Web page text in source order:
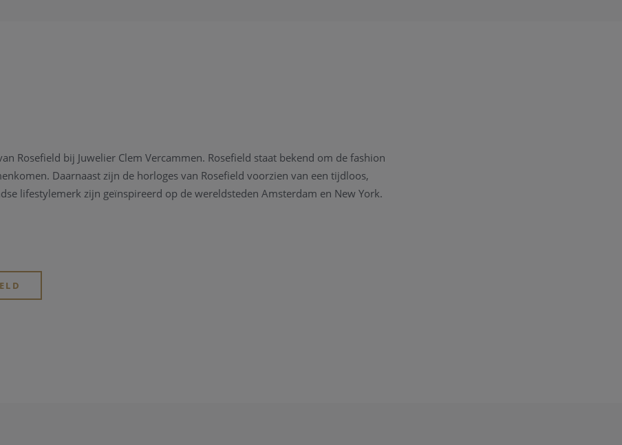
Rosefield bij Juwelier Clem Vercammen. Rosefield staat bekend om de fashion
Daarnaast zijn de horloges van Rosefield voorzien van een tijdloos,
lifestylemerk zijn geïnspireerd op de wereldsteden Amsterdam en New York.